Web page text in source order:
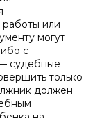
работы или
могут
с
судебные
только
должен